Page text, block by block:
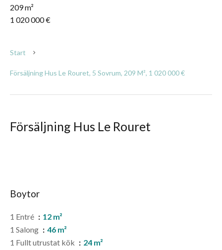
209 m²
1 020 000 €
Start
Försäljning Hus Le Rouret, 5 Sovrum, 209 M², 1 020 000 €
Försäljning Hus Le Rouret
Boytor
1 Entré
12 m²
1 Salong
46 m²
1 Fullt utrustat kök
24 m²